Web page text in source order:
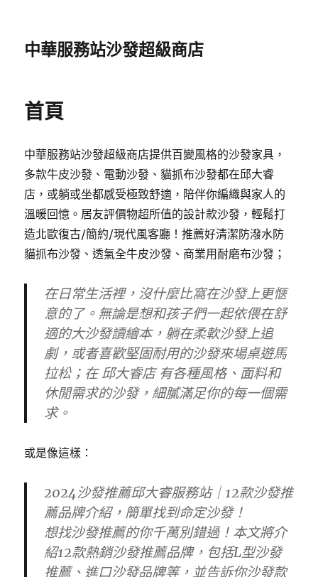
中華服務站沙發超級商店
首頁
中華服務站沙發超級商店提供百變風格的沙發家具，
多款牛皮沙發、電動沙發、貓抓布沙發都在邱大睿
店，或躺或坐都感受極致舒適，陪伴你編織與家人的
溫暖回憶。居友評價物超所值的設計款沙發，輕鬆打
造北歐復古/簡約/現代風客廳！推薦好清潔防潑水防
貓抓布沙發、透氣全牛皮沙發、商業用耐磨布沙發；
在日常生活裡，沒什麼比窩在沙發上更愜
意的了。無論是想和孩子們一起依偎在舒
適的大沙發讀繪本，躺在柔軟沙發上追
劇，或者喜歡堅固耐用的沙發來場桌遊馬
拉松；在 邱大睿店 有各種風格、面料和
休閒需求的沙發，細膩滿足你的每一個需
求。
或是像這樣：
2024沙發推薦邱大睿服務站｜12款沙發推
薦品牌介紹，簡單找到命定沙發！
想找沙發推薦的你千萬別錯過！本文將介
紹12款熱銷沙發推薦品牌，包括L型沙發
推薦、進口沙發品牌等，並告訴你沙發款